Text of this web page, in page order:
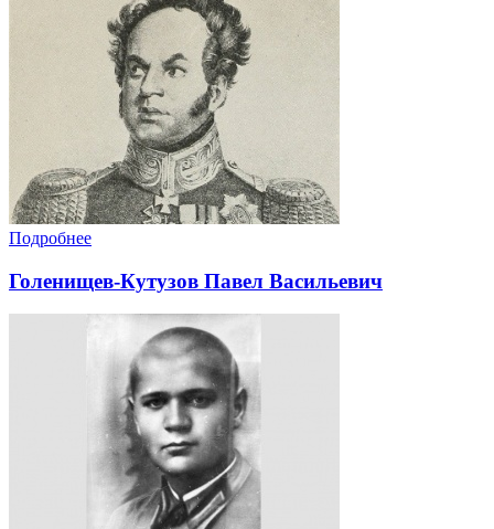
Подробнее
Голенищев-Кутузов Павел Васильевич